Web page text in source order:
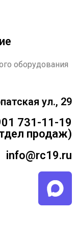
оборудования
ул., 29
731-11-19
продаж)
info@rc19.ru